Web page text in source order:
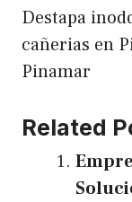
Destapa
cañerias en
Pinamar
Related